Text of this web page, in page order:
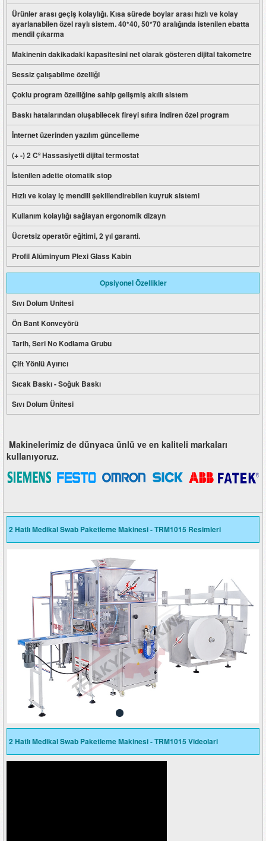
Ürünler arası geçiş kolaylığı. Kısa sürede boylar arası hızlı ve kolay
ayarlanabilen özel raylı sistem. 40*40, 50*70 aralığında istenilen ebatta
mendil çıkarma
Makinenin dakikadaki kapasitesini net olarak gösteren dijital takometre
Sessiz çalışabilme özelliği
Çoklu program özelliğine sahip gelişmiş akıllı sistem
Baskı hatalarından oluşabilecek fireyi sıfıra indiren özel program
İnternet üzerinden yazılım güncelleme
(+ -) 2 Cº Hassasiyetli dijital termostat
İstenilen adette otomatik stop
Hızlı ve kolay iç mendili şekillendirebilen kuyruk sistemi
Kullanım kolaylığı sağlayan ergonomik dizayn
Ücretsiz operatör eğitimi, 2 yıl garanti.
Profil Alüminyum Plexi Glass Kabin
Opsiyonel Özellikler
Sıvı Dolum Unitesi
Ön Bant Konveyörü
Tarih, Seri No Kodlama Grubu
Çift Yönlü Ayırıcı
Sıcak Baskı - Soğuk Baskı
Sıvı Dolum Ünitesi
Makinelerimiz de dünyaca ünlü ve en kaliteli markaları
kullanıyoruz.
2 Hatlı Medikal Swab Paketleme Makinesi - TRM1015 Resimleri
2 Hatlı Medikal Swab Paketleme Makinesi - TRM1015 Videolari